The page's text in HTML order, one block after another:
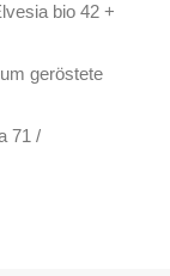
bio 42 +
geröstete
71 /